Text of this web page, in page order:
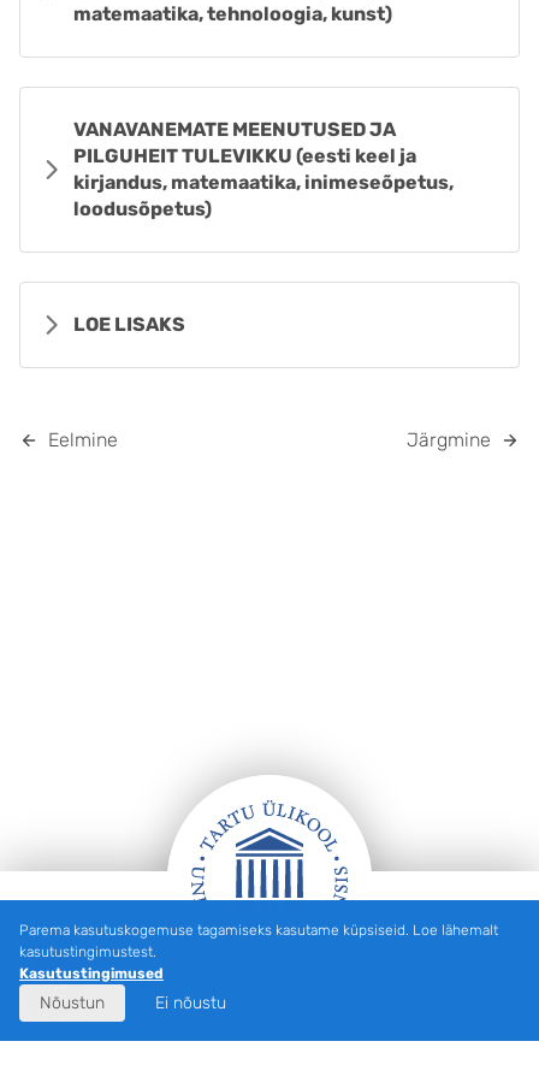
matemaatika, tehnoloogia, kunst)
VANAVANEMATE MEENUTUSED JA
PILGUHEIT TULEVIKKU (eesti keel ja
kirjandus, matemaatika, inimeseõpetus,
loodusõpetus)
LOE LISAKS
Eelmine Järgmine
Jalus
Parema kasutuskogemuse tagamiseks kasutame küpsiseid. Loe lähemalt
kasutustingimustest.
Kasutustingimused
Nõustun Ei nõustu